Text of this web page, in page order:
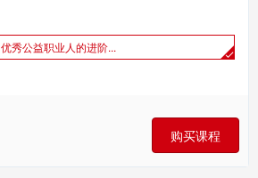
优秀公益职业人的进阶...
购买课程